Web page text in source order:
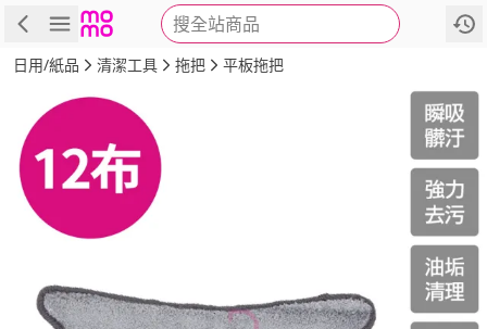
搜全站商品
商品 評價 詳情
日用/紙品 清潔工具 拖把 平板拖把